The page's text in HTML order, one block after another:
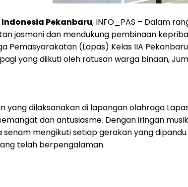
Pekanbaru, INFO_PAS – Dalam
jasmani dan mendukung pembinaan
Pemasyarakatan (Lapas) Kelas IIA
yang diikuti oleh ratusan warga binaan,
yang dilaksanakan di lapangan olahraga
dan antusiasme. Dengan iringan
senam mengikuti setiap gerakan yang
telah berpengalaman.